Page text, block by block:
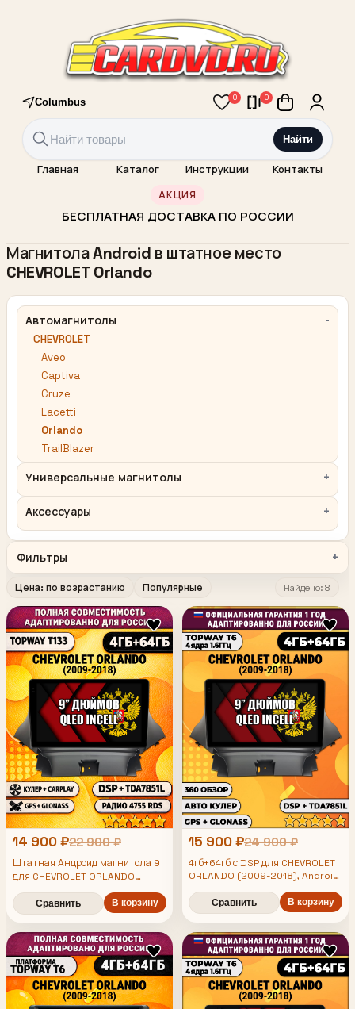
Columbus 0 0
Найти
Главная Каталог Инструкции Контакты
АКЦИЯ
БЕСПЛАТНАЯ ДОСТАВКА ПО РОССИИ
Магнитола Android в штатное место
CHEVROLET Orlando
Автомагнитолы
CHEVROLET
Aveo
Captiva
Cruze
Lacetti
Orlando
TrailBlazer
Универсальные магнитолы
Аксессуары
Фильтры
Цена: по возрастанию Популярные Найдено: 8
14 900 ₽22 900 ₽
Штатная Андроид магнитола 9
для CHEVROLET ORLANDO
(2009-2018), 4/64гб, DSP,
беспроводной CarPlay и Android
Auto, GPS и ГЛОНАСС
Сравнить В корзину
15 900 ₽24 900 ₽
4гб+64гб с DSP для CHEVROLET
ORLANDO (2009-2018), Android
магнитола, без слота под симку,
усилитель звука TDA7851 и
поддержка 360 камер
Сравнить В корзину